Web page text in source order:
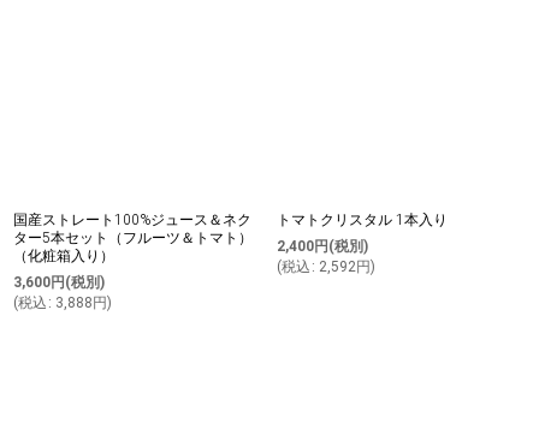
国産ストレート100%ジュース＆ネク
ター5本セット（フルーツ＆トマト）
（化粧箱入り）
3,600円 (税別)
(税込 : 3,888 円)
トマトクリスタル 1本入り
2,400円 (税別)
(税込 : 2,592円)